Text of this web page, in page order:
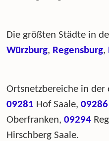
Die größten Städte in
Würzburg, Regensburg,
Ortsnetzbereiche in
09281 Hof Saale,09286
Oberfranken,09294
Hirschberg Saale.